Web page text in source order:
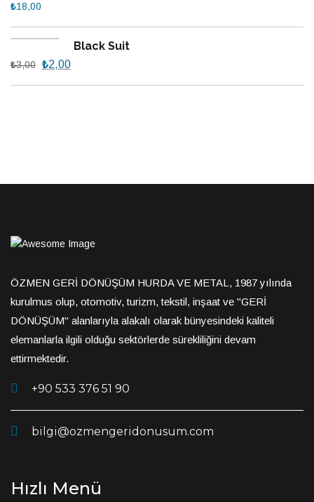
₺18,00
Black Suit
₺3,00 ₺2,00
ÖZMEN GERİ DÖNÜŞÜM HURDA VE METAL, 1987 yılında
kurulmus olup, otomotiv, turizm, tekstil, inşaat ve "GERİ
DÖNÜŞÜM" alanlarıyla alakalı olarak bünyesindeki kaliteli
elemanlarla ilgili olduğu sektörlerde sürekliliğini devam
ettirmektedir.
+90 533 376 51 90
bilgi@ozmengeridonusum.com
Hızlı Menü